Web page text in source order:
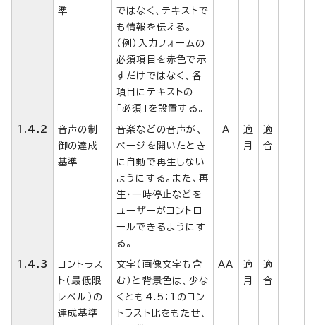
準
ではなく、テキストで
も情報を伝える。
（例）入力フォームの
必須項目を赤色で示
すだけではなく、各
項目にテキストの
「必須」を設置する。
1.4.2
音声の制
御の達成
基準
音楽などの音声が、
ページを開いたとき
に自動で再生しない
ようにする。また、再
生・一時停止などを
ユーザーがコントロ
ールできるようにす
る。
A
適
用
適
合
1.4.3
コントラス
ト（最低限
レベル）の
達成基準
文字（画像文字も含
む）と背景色は、少な
くとも4.5：1のコン
トラスト比をもたせ、
AA
適
用
適
合